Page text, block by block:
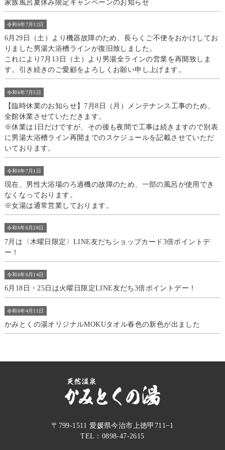
家族風呂夏休み限定キャンペーンのお知らせ
令和6年7月12日
6月29日（土）より機器故障のため、長らくご不便をおかけしてお
りました男湯大浴槽ラインが復旧致しました。
これにより7月13日（土）より男湯全ラインの営業を再開致しま
す。引き続きのご愛顧をよろしくお願い申し上げます。
令和6年7月5日
【臨時休業のお知らせ】7月8日（月）メンテナンス工事のため、
全館休業させていただきます。
※休業は1日だけですが、その後も夜間で工事は続きますので別表
に男湯大浴槽ライン再開までのスケジュールを記載させていただ
いております。
令和6年7月1日
現在、男性大浴場のろ過機の故障のため、一部の風呂が使用でき
なくなっております。
※女湯は通常営業しております。
令和6年6月28日
7月は〈木曜日限定〉LINE友だちショップカード3倍ポイントデ
ー！
令和6年6月14日
6月18日・25日は火曜日限定LINE友だち3倍ポイントデー！
令和6年4月11日
かみとくの湯オリジナルMOKUタオル春色の新色が出ました
〒799-1511 愛媛県今治市上徳甲711−1
TEL：0898-47-2615